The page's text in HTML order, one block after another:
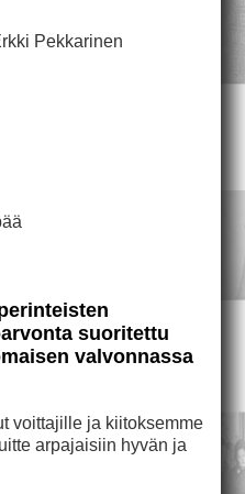
Pekkarinen
suoritettu
valvonnassa
voittajille ja kiitoksemme
arpajaisiin hyvän ja